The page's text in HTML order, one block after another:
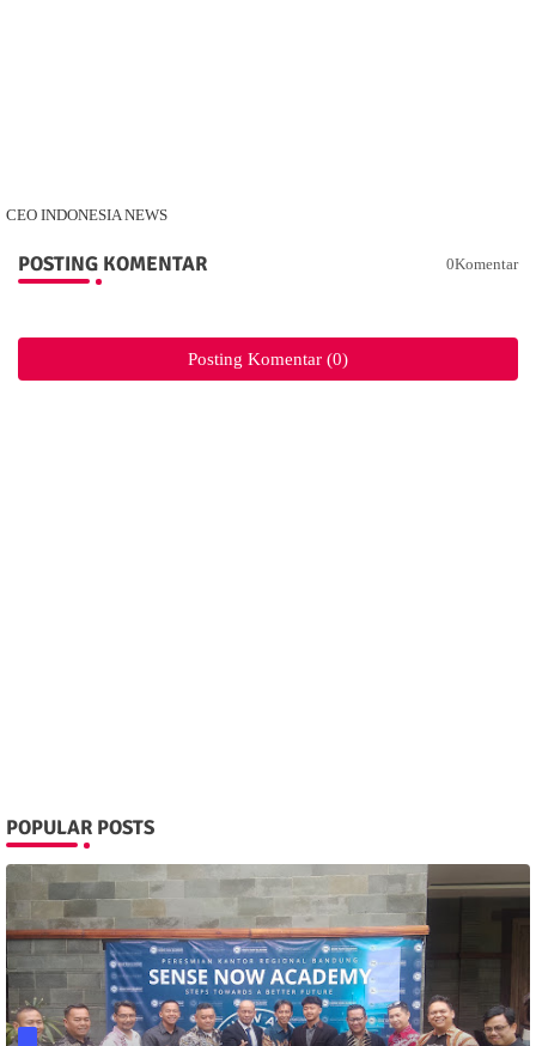
CEO INDONESIA NEWS
POSTING KOMENTAR 0Komentar
Posting Komentar (0)
POPULAR POSTS